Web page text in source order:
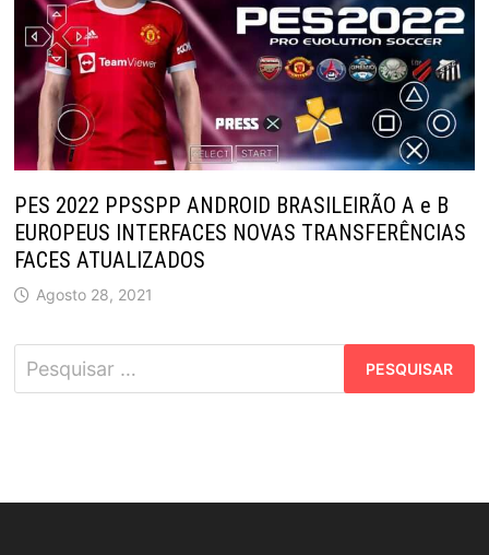
PES 2022 PPSSPP ANDROID BRASILEIRÃO A e B
EUROPEUS INTERFACES NOVAS TRANSFERÊNCIAS
FACES ATUALIZADOS
Agosto 28, 2021
Pesquisar
por: